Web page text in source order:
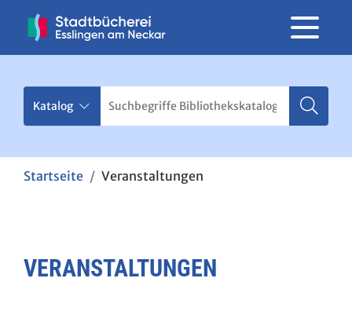
Startseite Veranstaltungen
VERANSTALTUNGEN